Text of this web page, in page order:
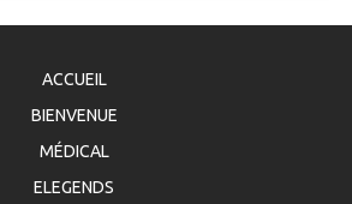
ACCUEIL
BIENVENUE
MÉDICAL
ELEGENDS